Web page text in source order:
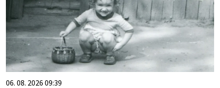
06. 08. 2026 09:39